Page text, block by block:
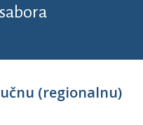
(regionalnu)